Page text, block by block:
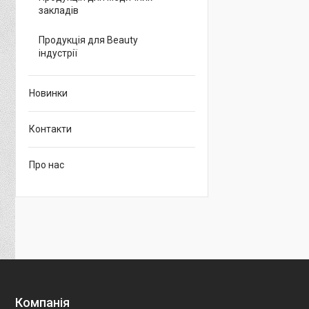
закладів
Продукція для Beauty
індустрії
Новинки
Контакти
Про нас
Компанія